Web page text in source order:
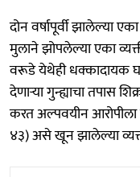
दोन वर्षापूर्वी झालेल्या
मुलाने झोपलेल्या एका
वरूडे येथेही धक्कादायक
देणाऱ्या गुन्ह्याचा तपास
करत अल्पवयीन
४३) असे खून झालेल्या